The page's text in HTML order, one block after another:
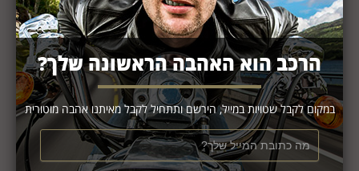
הרכב הוא האהבה הראשונה שלך?
במקום לקבל שטויות במייל, הירשם ותתחיל לקבל מאיתנו אהבה מוטורית